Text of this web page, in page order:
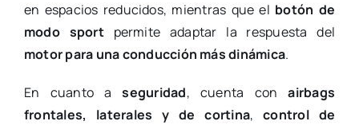
en espacios reducidos, mientras que el botón de
modo sportpermite adaptar la respuesta del
motor para una conducción más dinámica.
En cuanto aseguridad, cuenta conairbags
frontales, laterales y de cortina,control de